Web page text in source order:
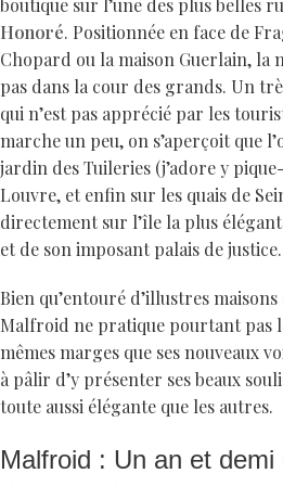
boutique sur l’une des plus belles
Honoré. Positionnée en face de
Chopard ou la maison Guerlain, la
pas dans la cour des grands. Un
qui n’est pas apprécié par les
marche un peu, on s’aperçoit que
jardin des Tuileries (j’adore y
Louvre, et enfin sur les quais de
directement sur l’île la plus
et de son imposant palais de justice.
Bien qu’entouré d’illustres
Malfroid ne pratique pourtant pas
mêmes marges que ses nouveaux
à pâlir d’y présenter ses beaux
toute aussi élégante que les autres.
Malfroid : Un an et demi